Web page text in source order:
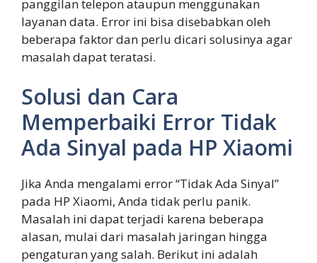
panggilan telepon ataupun menggunakan
layanan data. Error ini bisa disebabkan oleh
beberapa faktor dan perlu dicari solusinya agar
masalah dapat teratasi.
Solusi dan Cara
Memperbaiki Error Tidak
Ada Sinyal pada HP Xiaomi
Jika Anda mengalami error “Tidak Ada Sinyal”
pada HP Xiaomi, Anda tidak perlu panik.
Masalah ini dapat terjadi karena beberapa
alasan, mulai dari masalah jaringan hingga
pengaturan yang salah. Berikut ini adalah